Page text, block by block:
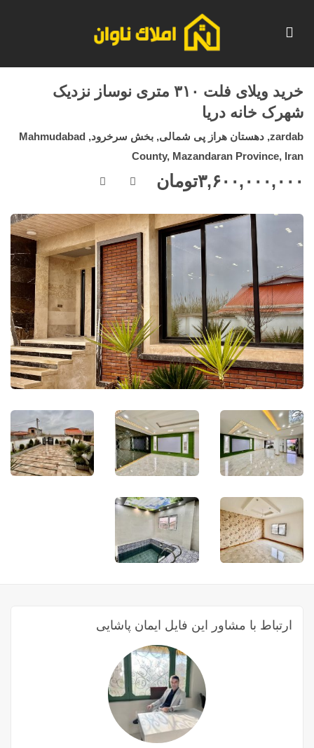
خرید ویلای فلت ۳۱۰ متری نوساز نزدیک
شهرک خانه دریا
zardab, دهستان هراز پی شمالی, بخش سرخرود, Mahmudabad
County, Mazandaran Province, Iran
۳,۶۰۰,۰۰۰,۰۰۰تومان
ارتباط با مشاور این فایل ایمان پاشایی